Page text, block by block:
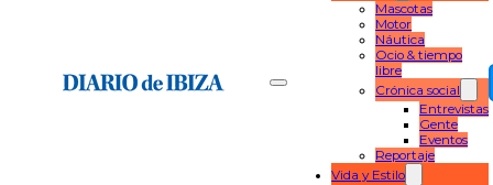
Mascotas
Motor
Náutica
Ocio & tiempo
libre
Crónica social
Entrevistas
Gente
Eventos
Reportaje
Vida y Estilo